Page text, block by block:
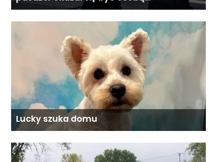
poszukiwaną
Lucky szuka domu